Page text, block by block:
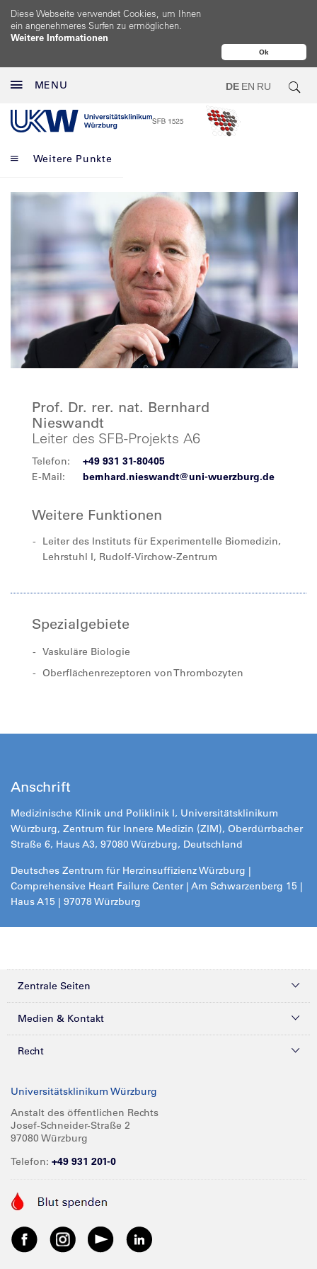
Ok
Diese Webseite verwendet Cookies, um Ihnen
ein angenehmeres Surfen zu ermöglichen.
Weitere Informationen
MENU DE EN RU
Weitere Punkte
Prof. Dr. rer. nat. Bernhard
Nieswandt
Leiter des SFB-Projekts A6
Telefon:
+49 931 31-80405
E-Mail:
bernhard.nieswandt@uni-wuerzburg.de
Weitere Funktionen
Leiter des Instituts für Experimentelle Biomedizin,
Lehrstuhl I, Rudolf-Virchow-Zentrum
Spezialgebiete
Vaskuläre Biologie
Oberflächenrezeptoren von Thrombozyten
Anschrift
Medizinische Klinik und Poliklinik I, Universitätsklinikum
Würzburg, Zentrum für Innere Medizin (ZIM), Oberdürrbacher
Straße 6, Haus A3, 97080 Würzburg, Deutschland
Deutsches Zentrum für Herzinsuffizienz Würzburg |
Comprehensive Heart Failure Center | Am Schwarzenberg 15 |
Haus A15 | 97078 Würzburg
Zentrale Seiten
Kliniken & Zentren
Forschung
Karriere
Medien & Kontakt
Presse
Glossar
Spenden
Anreise
Recht
Compliance
Impressum
Barrierefreiheit
Universitätsklinikum Würzburg
Anstalt des öffentlichen Rechts
Josef-Schneider-Straße 2
97080 Würzburg
Telefon: +49 931 201-0